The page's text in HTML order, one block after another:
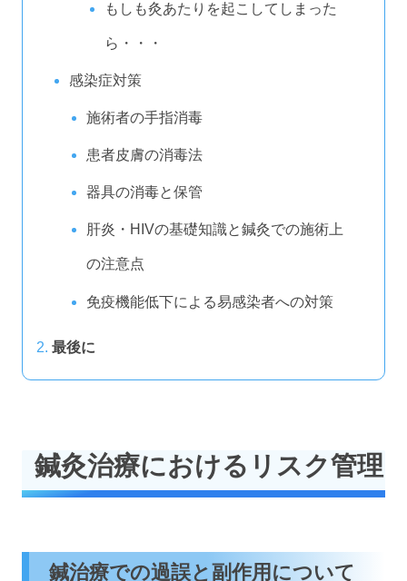
もしも灸あたりを起こしてしまった
ら・・・
感染症対策
施術者の手指消毒
患者皮膚の消毒法
器具の消毒と保管
肝炎・HIVの基礎知識と鍼灸での施術上
の注意点
免疫機能低下による易感染者への対策
最後に
鍼灸治療におけるリスク管理
鍼治療での過誤と副作用について